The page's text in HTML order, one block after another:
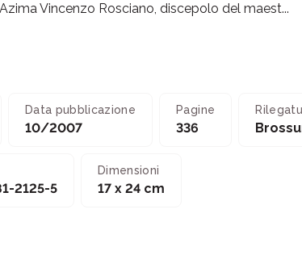
Vincenzo Rosciano, discepolo del maest...
Data pubblicazione
10/2007
Pagine
336
2125-5
Dimensioni
17 x 24 cm